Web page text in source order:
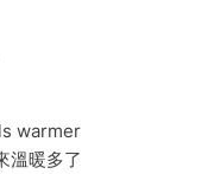
warmer
溫暖多了